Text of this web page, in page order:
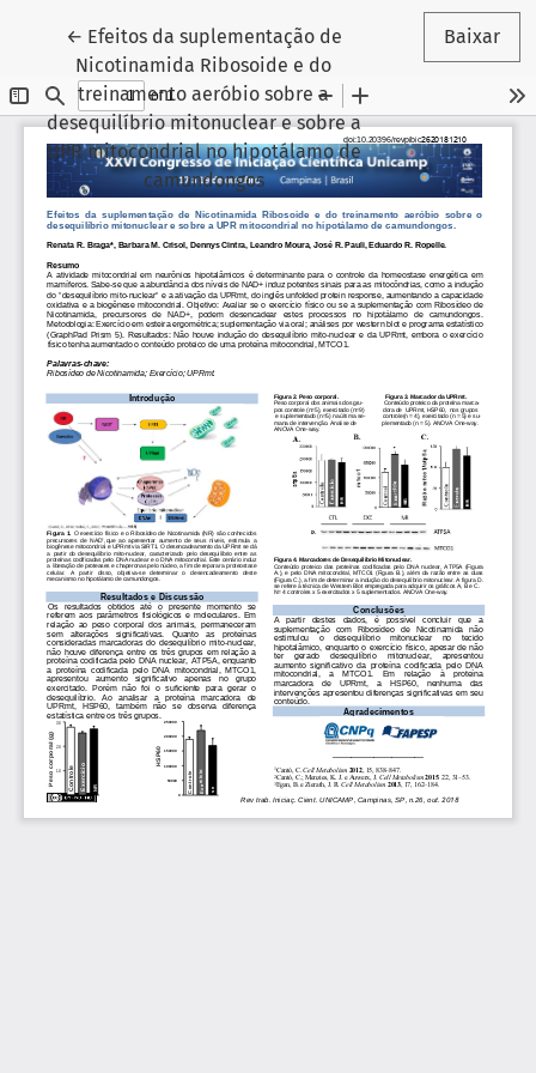
← Voltar aos Detalhes do Artigo
Efeitos da suplementação de
Nicotinamida Ribosoide e do
treinamento aeróbio sobre a
desequilíbrio mitonuclear e sobre a
UPR mitocondrial no hipotálamo de
camundongos
Baixar